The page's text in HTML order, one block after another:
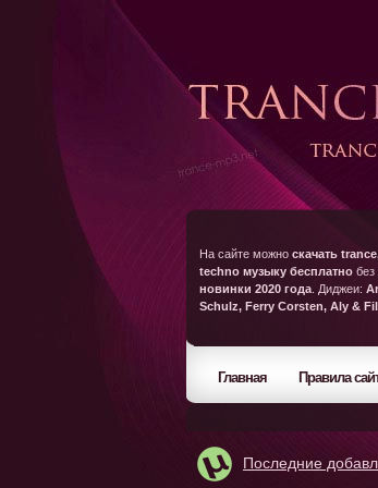
На сайте можно скачать
techno музыку бесплатно без
новинки 2020 года . Диджеи:
Schulz, Ferry Corsten, Aly &
Главная Правила
Последние